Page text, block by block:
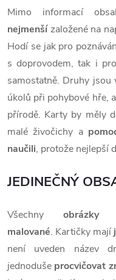
Mimo informací
nejmenšízaložené na
Hodí se jak pro
s doprovodem, tak i
samostatně. Druhy
úkolů při pohybové hře,
přírodě. Karty by měly
malé živočichy a
naučili, protože nejlepší
JEDINEČNÝ
Všechny
malované. Kartičky mají
není uveden název
jednoduše procvičovat